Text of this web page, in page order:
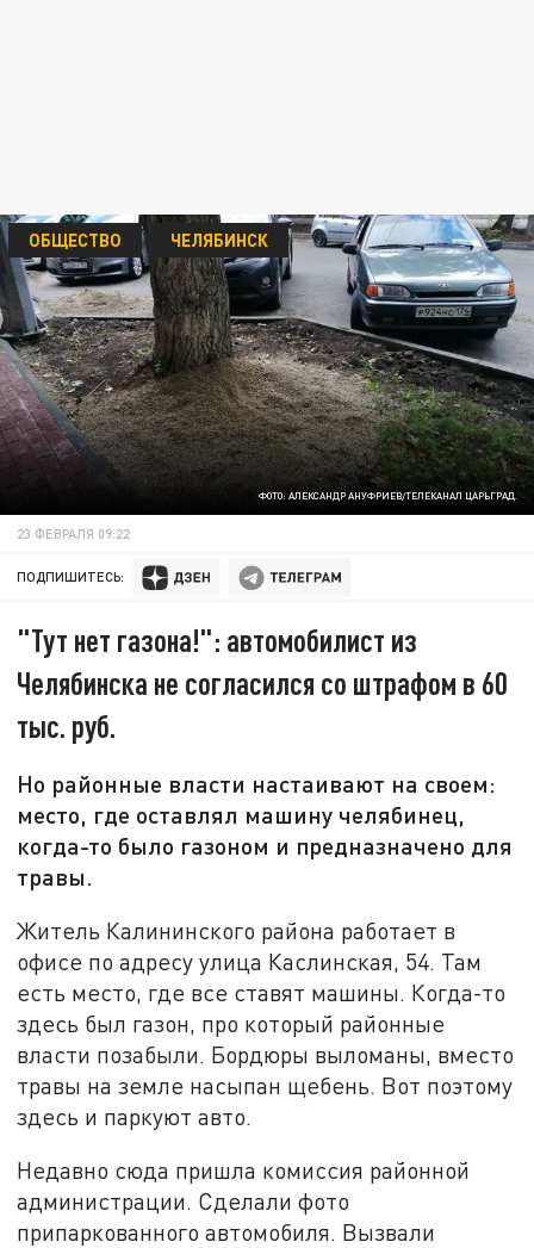
ФОТО: АЛЕКСАНДР АНУФРИЕВ/ТЕЛЕКАНАЛ ЦАРЬГРАД.
ОБЩЕСТВО ЧЕЛЯБИНСК
23 ФЕВРАЛЯ 09:22
ПОДПИШИТЕСЬ:
"Тут нет газона!": автомобилист из
Челябинска не согласился со штрафом в 60
тыс. руб.
Но районные власти настаивают на своем:
место, где оставлял машину челябинец,
когда-то было газоном и предназначено для
травы.
Житель Калининского района работает в
офисе по адресу улица Каслинская, 54. Там
есть место, где все ставят машины. Когда-то
здесь был газон, про который районные
власти позабыли. Бордюры выломаны, вместо
травы на земле насыпан щебень. Вот поэтому
здесь и паркуют авто.
Недавно сюда пришла комиссия районной
администрации. Сделали фото
припаркованного автомобиля. Вызвали